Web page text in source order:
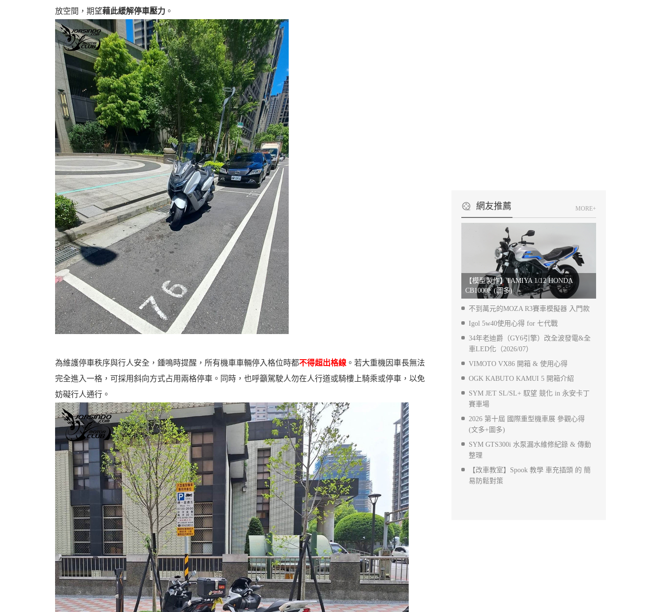
放空間，期望藉此緩解停車壓力 。
為維護停車秩序與行人安全，鍾鳴時提醒，所有機車車輛停入格位時都不得超出格線 。若大重機因車長無法
完全進入一格，可採用斜向方式占用兩格停車。同時，也呼籲駕駛人勿在人行道或騎樓上騎乘或停車，以免
妨礙行人通行。
網友推薦 MORE+
【模型製作】TAMIYA 1/12 HONDA
CB1000F (圖多)
不到萬元的MOZA R3賽車模擬器 入門款
Igol 5w40使用心得 for 七代戰
34年老迪爵（GY6引擎）改全波發電&全
車LED化（2026/07）
VIMOTO VX86 開箱 & 使用心得
OGK KABUTO KAMUI 5 開箱介紹
SYM JET SL/SL+ 馭望 競化 in 永安卡丁
賽車場
2026 第十屆 國際重型機車展 參觀心得
(文多+圖多)
SYM GTS300i 水泵漏水維修紀錄 & 傳動
整理
【改車教室】Spook 教學 車充插頭 的 簡
易防鬆對策